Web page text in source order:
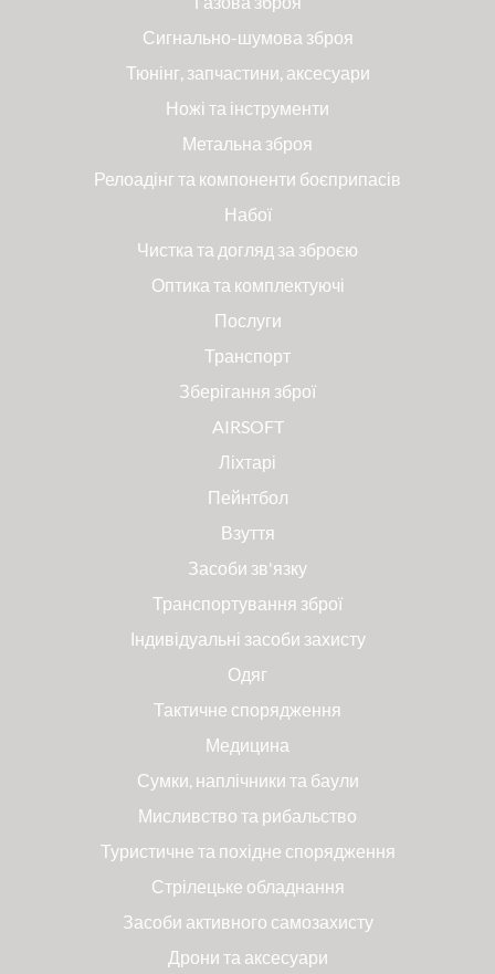
Сигнально-шумова зброя
Тюнінг, запчастини, аксесуари
Ножі та інструменти
Метальна зброя
Релоадінг та компоненти боєприпасів
Набої
Чистка та догляд за зброєю
Оптика та комплектуючі
Послуги
Транспорт
Зберігання зброї
AIRSOFT
Ліхтарі
Пейнтбол
Взуття
Засоби зв'язку
Транспортування зброї
Індивідуальні засоби захисту
Одяг
Тактичне спорядження
Медицина
Сумки, наплічники та баули
Мисливство та рибальство
Туристичне та похідне спорядження
Стрілецьке обладнання
Засоби активного самозахисту
Дрони та аксесуари